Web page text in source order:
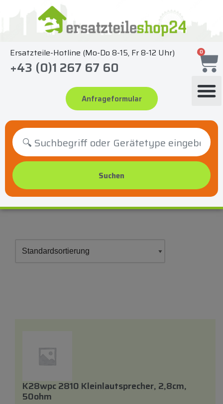
springen
Ersatzteile-Hotline (Mo-Do 8-15, Fr 8-12 Uhr)
+43 (0)1 267 67 60
Anfrageformular
0
K28wpc 2810 Kleinlautsprecher, 2,8cm,
50ohm